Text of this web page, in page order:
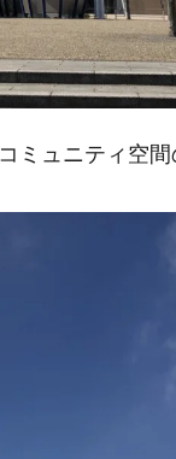
ミュニティ空